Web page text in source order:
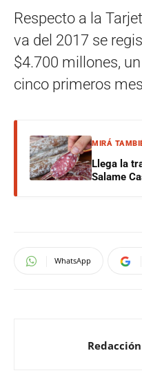
Respecto a la
va del 2017 se
$4.700 millones,
cinco primeros
MIRÁ
Llega la
Salame
WhatsApp